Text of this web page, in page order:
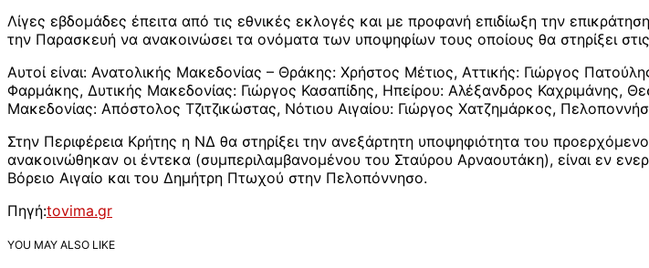
Λίγες εβδομάδες έπειτα από τις εθνικές εκλογές και με προφανή επιδίωξη την
την Παρασκευή να ανακοινώσει τα ονόματα των υποψηφίων τους οποίους θα στηρίξει
Αυτοί είναι: Ανατολικής Μακεδονίας – Θράκης: Χρήστος Μέτιος, Αττικής: Γιώργος
Φαρμάκης, Δυτικής Μακεδονίας: Γιώργος Κασαπίδης, Ηπείρου: Αλέξανδρος Καχριμάνης,
Μακεδονίας: Απόστολος Τζιτζικώστας, Νότιου Αιγαίου: Γιώργος Χατζημάρκος,
Στην Περιφέρεια Κρήτης η ΝΔ θα στηρίξει την ανεξάρτητη υποψηφιότητα του
ανακοινώθηκαν οι έντεκα (συμπεριλαμβανομένου του Σταύρου Αρναουτάκη), είναι εν
Βόρειο Αιγαίο και του Δημήτρη Πτωχού στην Πελοπόννησο.
Πηγή:tovima.gr
YOU MAY ALSO LIKE